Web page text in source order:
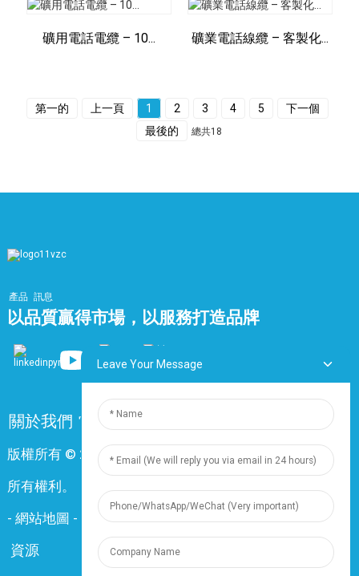
礦用電話電纜 – 10... 礦業電話線纜 – 客製化...
第一的 上一頁 1 2 3 4 5
下一個
最後的
總共18
產品 訊息
以品質贏得市場，以服務打造品牌
關於我們 常問問題
版權所有 © 2024 上海鼎尊電氣電纜股份有限公司。保留
所有權利。
- 網站地圖 - Resource
資源
Leave Your Message